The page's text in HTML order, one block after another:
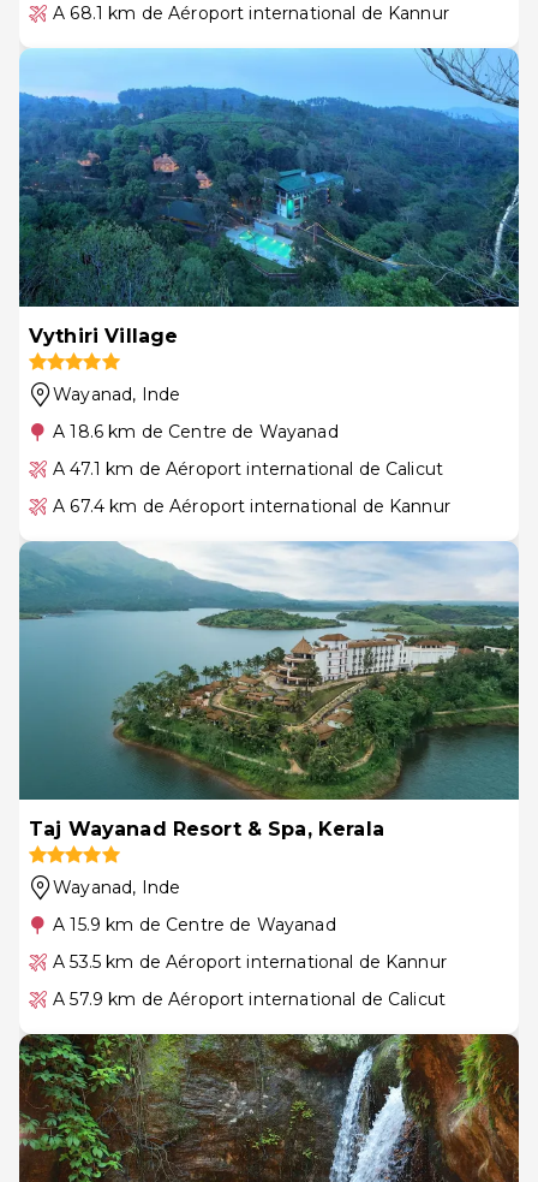
A 68.1 km de Aéroport international de Kannur
Vythiri Village
Wayanad, Inde
A 18.6 km de Centre de Wayanad
A 47.1 km de Aéroport international de Calicut
A 67.4 km de Aéroport international de Kannur
Taj Wayanad Resort & Spa, Kerala
Wayanad, Inde
A 15.9 km de Centre de Wayanad
A 53.5 km de Aéroport international de Kannur
A 57.9 km de Aéroport international de Calicut